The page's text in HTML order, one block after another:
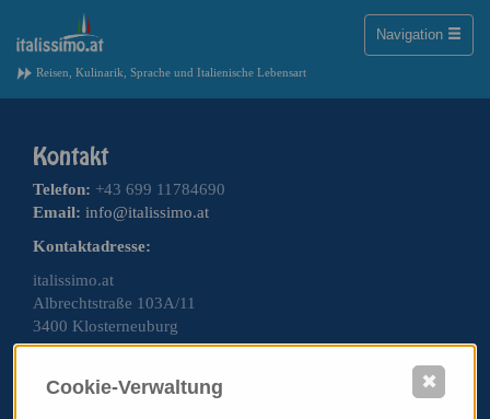
Reisen, Kulinarik, Sprache und Italienische Lebensart
Navigation Toggle
Telefon: +43 699 11784690
Email: info@italissimo.at
Kontaktadresse:
italissimo.at
Albrechtstraße 103A/11
3400 Klosterneuburg
AGB & Datenschutz
Cookie-Verwaltung ✖